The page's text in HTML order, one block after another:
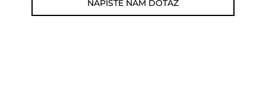
NAPIŠTE NÁM DOTAZ